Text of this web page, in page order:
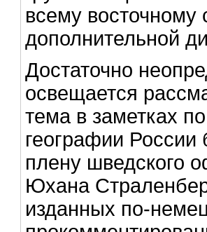
всему восточному
дополнительной
Достаточно
освещается
тема в заметках
географии
плену шведского
Юхана
изданных по-